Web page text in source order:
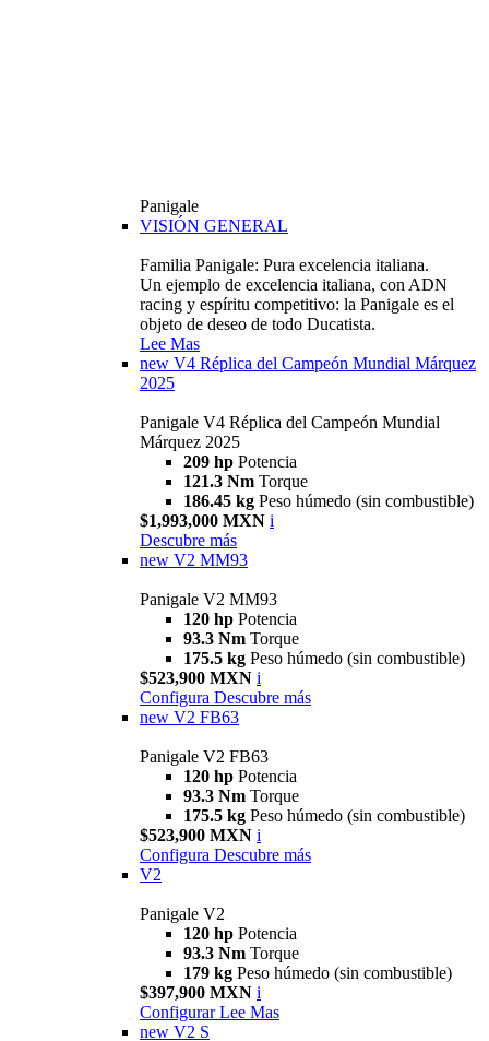
Panigale
VISIÓN GENERAL
Familia Panigale: Pura excelencia italiana.
Un ejemplo de excelencia italiana, con ADN
racing y espíritu competitivo: la Panigale es el
objeto de deseo de todo Ducatista.
Lee Mas
new V4 Réplica del Campeón Mundial Márquez
2025
Panigale V4 Réplica del Campeón Mundial
Márquez 2025
209 hp Potencia
121.3 Nm Torque
186.45 kg Peso húmedo (sin combustible)
$1,993,000 MXN i
Descubre más
new V2 MM93
Panigale V2 MM93
120 hp Potencia
93.3 Nm Torque
175.5 kg Peso húmedo (sin combustible)
$523,900 MXN i
Configura Descubre más
new V2 FB63
Panigale V2 FB63
120 hp Potencia
93.3 Nm Torque
175.5 kg Peso húmedo (sin combustible)
$523,900 MXN i
Configura Descubre más
V2
Panigale V2
120 hp Potencia
93.3 Nm Torque
179 kg Peso húmedo (sin combustible)
$397,900 MXN i
Configurar Lee Mas
new V2 S